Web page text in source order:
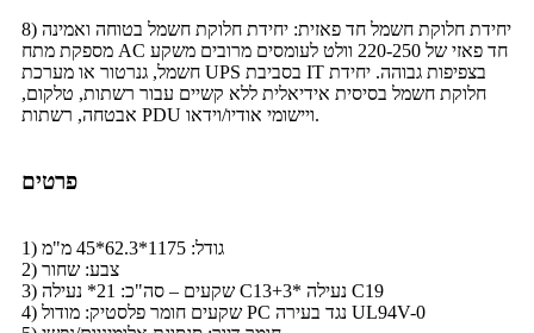
8) יחידת חלוקת חשמל חד פאזית: יחידת חלוקת חשמל בטוחה ואמינה
מספקת מתח AC חד פאזי של 220-250 וולט לעומסים מרובים משקע
חשמל, גנרטור או מערכת UPS בסביבת IT בצפיפות גבוהה. יחידת
חלוקת חשמל בסיסית אידיאלית ללא קשיים עבור רשתות, טלקום,
אבטחה, רשתות PDU ויישומי אודיו/וידאו.
פרטים
1) גודל: 1175*62.3*45 מ"מ
2) צבע: שחור
3) שקעים – סה"כ: 21* נעילה C13+3* נעילה C19
4) שקעים חומר פלסטיק: מודול PC נגד בעירה UL94V-0